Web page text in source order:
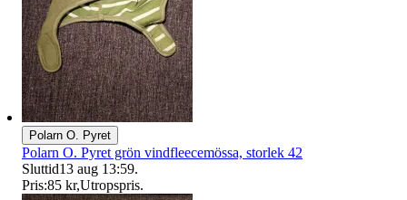
Polarn O. Pyret
Polarn O. Pyret grön vindfleecemössa, storlek 42
Sluttid13 aug 13:59.
Pris:85 kr,Utropspris.